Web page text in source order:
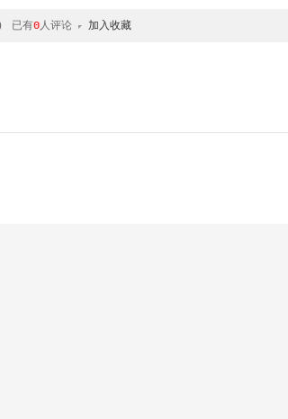
已有0人评论 加入收藏